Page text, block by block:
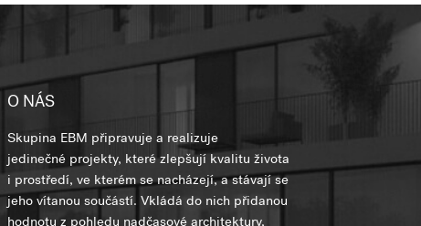
O NÁS
Skupina EBM připravuje a realizuje
jedinečné projekty, které zlepšují kvalitu života
i prostředí, ve kterém se nacházejí, a stávají se
jeho vítanou součástí. Vkládá do nich přidanou
hodnotu z pohledu nadčasové architektury,